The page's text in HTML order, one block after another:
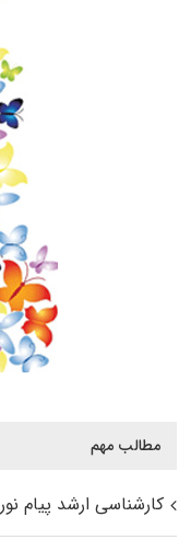
مطالب مهم
کارشناسی ارشد پیام نور